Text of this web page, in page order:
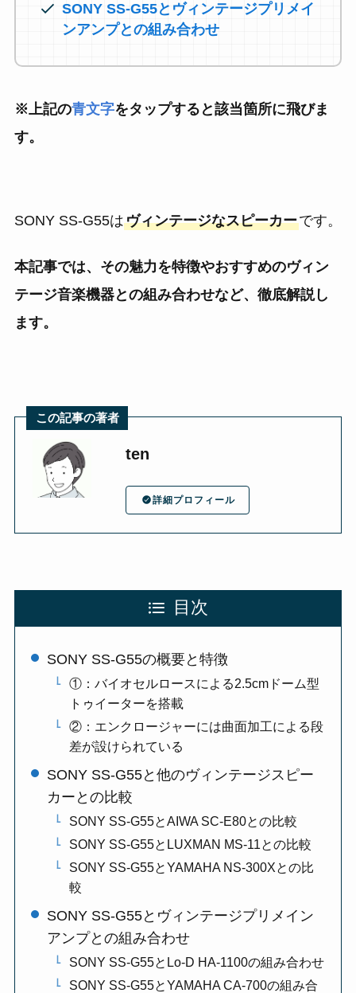
SONY SS-G55とヴィンテージプリメイ
ンアンプとの組み合わせ
※上記の青文字をタップすると該当箇所に飛びま
す。
SONY SS-G55はヴィンテージなスピーカーです。
本記事では、その魅力を特徴やおすすめのヴィン
テージ音楽機器との組み合わせなど、徹底解説し
ます。
この記事の著者
ten
詳細プロフィール
目次
SONY SS-G55の概要と特徴
①：バイオセルロースによる2.5cmドーム型
トゥイーターを搭載
②：エンクロージャーには曲面加工による段
差が設けられている
SONY SS-G55と他のヴィンテージスピー
カーとの比較
SONY SS-G55とAIWA SC-E80との比較
SONY SS-G55とLUXMAN MS-11との比較
SONY SS-G55とYAMAHA NS-300Xとの比
較
SONY SS-G55とヴィンテージプリメイン
アンプとの組み合わせ
SONY SS-G55とLo-D HA-1100の組み合わせ
SONY SS-G55とYAMAHA CA-700の組み合